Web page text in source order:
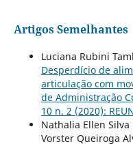
Artigos Semelhantes
Luciana Rubini
Desperdício de
articulação com
de Administração
10 n. 2 (2020):
Nathalia Ellen
Vorster Queiroga